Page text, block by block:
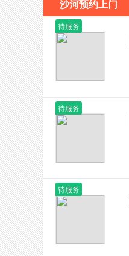
沙河预约上门
待服务
待服务
待服务